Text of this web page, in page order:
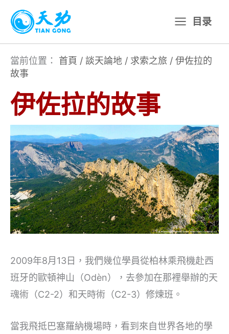
主
目录
當前位置： 首頁 / 談天論地 / 求索之旅 / 伊佐拉的
故事
伊佐拉的故事
2009年8月13日，我們幾位學員從柏林乘飛機赴西
班牙的歐頓神山（Odèn），去參加在那裡舉辦的天
魂術（C2-2）和天時術（C2-3）修煉班。
當我飛抵巴塞羅納機場時，看到來自世界各地的學